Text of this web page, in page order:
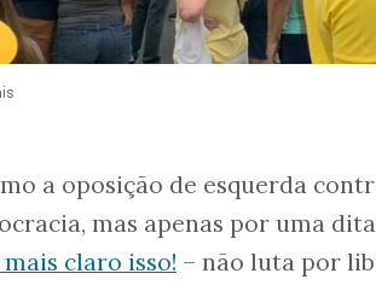
a oposição de esquerda
mas apenas por uma
mais claro isso! – não luta por